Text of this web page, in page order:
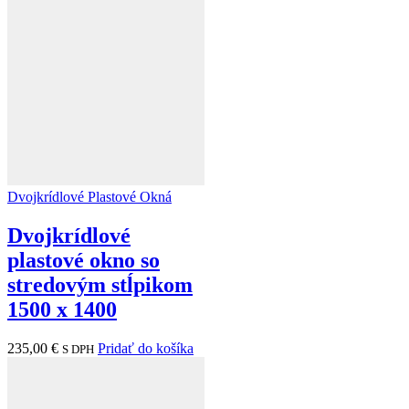
Dvojkrídlové Plastové Okná
Dvojkrídlové
plastové okno so
stredovým stĺpikom
1500 x 1400
235,00 € S DPH Pridať do košíka